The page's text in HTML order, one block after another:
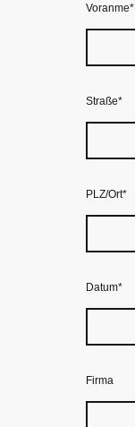
Voranme*
Straße*
PLZ/Ort*
Datum*
Firma